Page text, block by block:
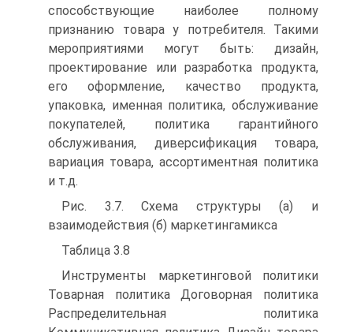
способствующие наиболее полному
признанию товара у потребителя. Такими
мероприятиями могут быть: дизайн,
проектирование или разработка продукта,
его оформление, качество продукта,
упаковка, именная политика, обслуживание
покупателей, политика гарантийного
обслуживания, диверсификация товара,
вариация товара, ассортиментная политика
и т.д.
Рис. 3.7. Схема структуры (а) и
взаимодействия (б) маркетингамикса
Таблица 3.8
Инструменты маркетинговой политики
Товарная политика Договорная политика
Распределительная политика